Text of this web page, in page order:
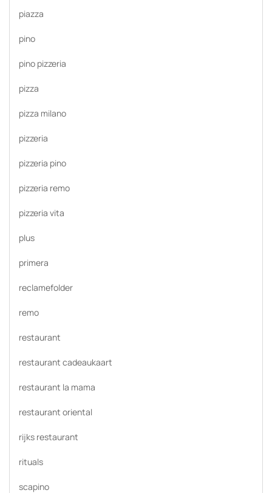
piazza
pino
pino pizzeria
pizza
pizza milano
pizzeria
pizzeria pino
pizzeria remo
pizzeria vita
plus
primera
reclamefolder
remo
restaurant
restaurant cadeaukaart
restaurant la mama
restaurant oriental
rijks restaurant
rituals
scapino